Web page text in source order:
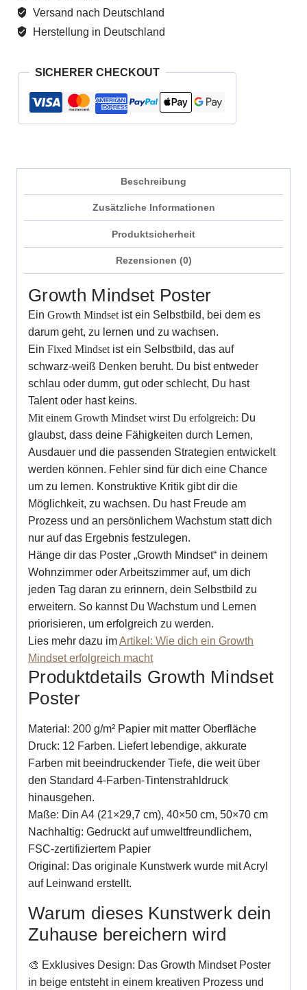
Versand nach Deutschland
Herstellung in Deutschland
SICHERER CHECKOUT
Beschreibung
Zusätzliche Informationen
Produktsicherheit
Rezensionen (0)
Growth Mindset Poster
Ein Growth Mindset ist ein Selbstbild, bei dem es
darum geht, zu lernen und zu wachsen.
Ein Fixed Mindset ist ein Selbstbild, das auf
schwarz-weiß Denken beruht. Du bist entweder
schlau oder dumm, gut oder schlecht, Du hast
Talent oder hast keins.
Mit einem Growth Mindset wirst Du erfolgreich: Du
glaubst, dass deine Fähigkeiten durch Lernen,
Ausdauer und die passenden Strategien entwickelt
werden können. Fehler sind für dich eine Chance
um zu lernen. Konstruktive Kritik gibt dir die
Möglichkeit, zu wachsen. Du hast Freude am
Prozess und an persönlichem Wachstum statt dich
nur auf das Ergebnis festzulegen.
Hänge dir das Poster „Growth Mindset“ in deinem
Wohnzimmer oder Arbeitszimmer auf, um dich
jeden Tag daran zu erinnern, dein Selbstbild zu
erweitern. So kannst Du Wachstum und Lernen
priorisieren, um erfolgreich zu werden.
Lies mehr dazu imArtikel: Wie dich ein Growth
Mindset erfolgreich macht
Produktdetails Growth Mindset
Poster
Material: 200 g/m² Papier mit matter Oberfläche
Druck: 12 Farben. Liefert lebendige, akkurate
Farben mit beeindruckender Tiefe, die weit über
den Standard 4-Farben-Tintenstrahldruck
hinausgehen.
Maße: Din A4 (21×29,7 cm), 40×50 cm, 50×70 cm
Nachhaltig: Gedruckt auf umweltfreundlichem,
FSC-zertifiziertem Papier
Original: Das originale Kunstwerk wurde mit Acryl
auf Leinwand erstellt.
Warum dieses Kunstwerk dein
Zuhause bereichern wird
🎨 Exklusives Design: Das Growth Mindset Poster
in beige entsteht in einem kreativen Prozess und